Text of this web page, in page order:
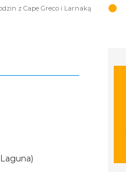
z Cape Greco i Larnaką